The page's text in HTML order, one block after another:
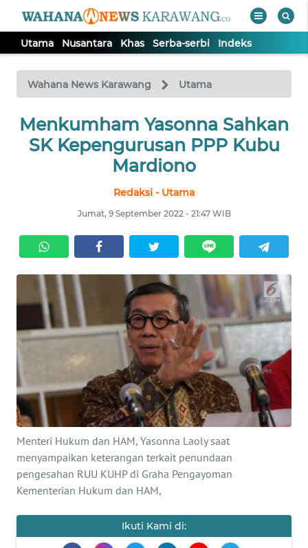
Utama Nusantara Khas Serba-serbi Indeks
Wahana News Karawang Utama
Menkumham Yasonna Sahkan
SK Kepengurusan PPP Kubu
Mardiono
Redaksi - Utama
Jumat, 9 September 2022 - 21:47 WIB
Menteri Hukum dan HAM, Yasonna Laoly saat
menyampaikan keterangan terkait penundaan
pengesahan RUU KUHP di Graha Pengayoman
Kementerian Hukum dan HAM,
Ikuti Kami di:
TV
Tutup
UTAMA
SERBA-
SERBI
Informasi
INDEKS
BERITA
KONTAK
KAMI
INFO
IKLAN
TENTANG
KAMI
MEDIA